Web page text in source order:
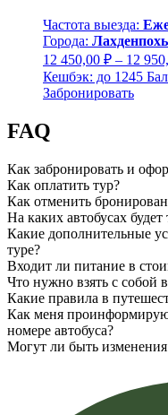
Частота выезда:
Города:
12 450,00 ₽ – 12
Кешбэк: до 1245
Забронировать
FAQ
Как забронировать и
Как оплатить тур?
Как отменить
На каких автобусах
Какие дополнительные
туре?
Входит ли питание в
Что нужно взять с собой
Какие правила в
Как меня
номере автобуса?
Могут ли быть